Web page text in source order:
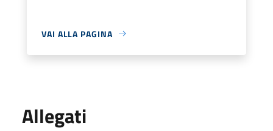
VAI ALLA PAGINA
Allegati